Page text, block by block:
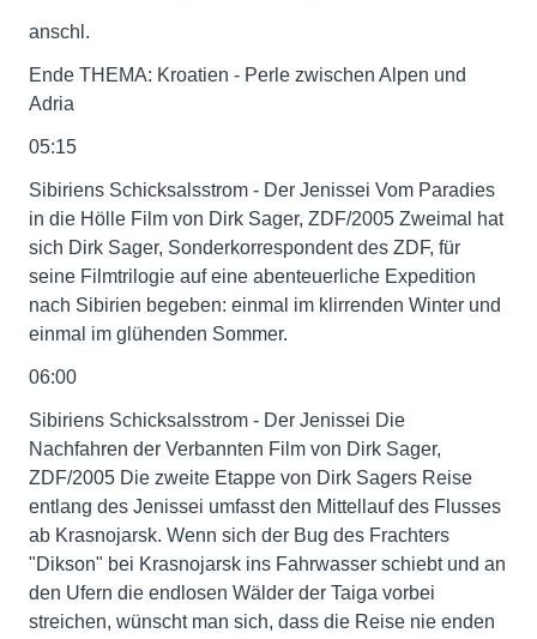
anschl.
Ende THEMA: Kroatien - Perle zwischen Alpen und
Adria
05:15
Sibiriens Schicksalsstrom - Der Jenissei Vom Paradies
in die Hölle Film von Dirk Sager, ZDF/2005 Zweimal hat
sich Dirk Sager, Sonderkorrespondent des ZDF, für
seine Filmtrilogie auf eine abenteuerliche Expedition
nach Sibirien begeben: einmal im klirrenden Winter und
einmal im glühenden Sommer.
06:00
Sibiriens Schicksalsstrom - Der Jenissei Die
Nachfahren der Verbannten Film von Dirk Sager,
ZDF/2005 Die zweite Etappe von Dirk Sagers Reise
entlang des Jenissei umfasst den Mittellauf des Flusses
ab Krasnojarsk. Wenn sich der Bug des Frachters
"Dikson" bei Krasnojarsk ins Fahrwasser schiebt und an
den Ufern die endlosen Wälder der Taiga vorbei
streichen, wünscht man sich, dass die Reise nie enden